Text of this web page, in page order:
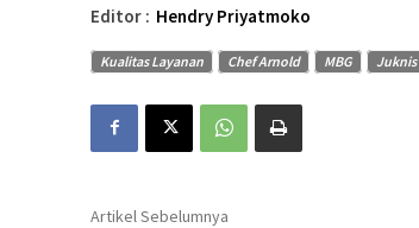
Editor : Hendry Priyatmoko
Kualitas Layanan Chef Arnold MBG Juknis
Artikel Sebelumnya